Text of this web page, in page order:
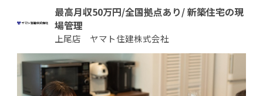
最高月収50万円/全国拠点あり/ 新築住宅の現
場管理
上尾店 ヤマト住建株式会社